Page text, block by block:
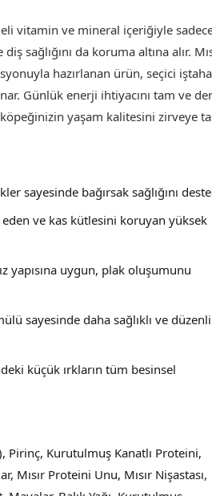
vitamin ve mineral içeriğiyle
sağlığını da koruma altına alır.
hazırlanan ürün, seçici iştaha
Günlük enerji ihtiyacını tam ve
yaşam kalitesini zirveye
sayesinde bağırsak sağlığını
ve kas kütlesini koruyan yüksek
yapısına uygun, plak oluşumunu
sayesinde daha sağlıklı ve düzenli
küçük ırkların tüm besinsel
Pirinç, Kurutulmuş Kanatlı Proteini,
Mısır Proteini Unu, Mısır Nişastası,